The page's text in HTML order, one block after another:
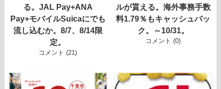
る。JAL Pay+ANA
Pay+モバイルSuicaにでも
流し込むか。8/7、8/14限
定。
コメント (21)
ルが貰える。海外事務手数
料1.79％もキャッシュバッ
ク。～10/31。
コメント (0)